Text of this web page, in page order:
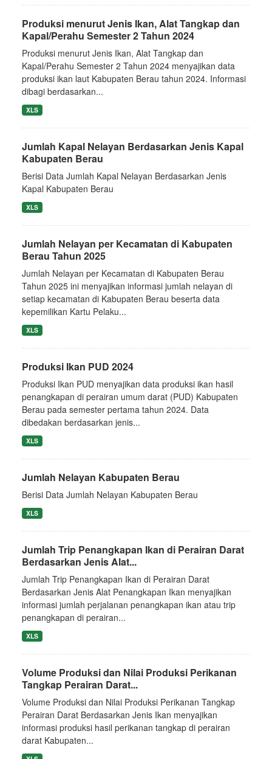
Produksi menurut Jenis Ikan, Alat Tangkap dan
Kapal/Perahu Semester 2 Tahun 2024
Produksi menurut Jenis Ikan, Alat Tangkap dan
Kapal/Perahu Semester 2 Tahun 2024 menyajikan data
produksi ikan laut Kabupaten Berau tahun 2024. Informasi
dibagi berdasarkan...
XLS
Jumlah Kapal Nelayan Berdasarkan Jenis Kapal
Kabupaten Berau
Berisi Data Jumlah Kapal Nelayan Berdasarkan Jenis
Kapal Kabupaten Berau
XLS
Jumlah Nelayan per Kecamatan di Kabupaten
Berau Tahun 2025
Jumlah Nelayan per Kecamatan di Kabupaten Berau
Tahun 2025 ini menyajikan informasi jumlah nelayan di
setiap kecamatan di Kabupaten Berau beserta data
kepemilikan Kartu Pelaku...
XLS
Produksi Ikan PUD 2024
Produksi Ikan PUD menyajikan data produksi ikan hasil
penangkapan di perairan umum darat (PUD) Kabupaten
Berau pada semester pertama tahun 2024. Data
dibedakan berdasarkan jenis...
XLS
Jumlah Nelayan Kabupaten Berau
Berisi Data Jumlah Nelayan Kabupaten Berau
XLS
Jumlah Trip Penangkapan Ikan di Perairan Darat
Berdasarkan Jenis Alat...
Jumlah Trip Penangkapan Ikan di Perairan Darat
Berdasarkan Jenis Alat Penangkapan Ikan menyajikan
informasi jumlah perjalanan penangkapan ikan atau trip
penangkapan di perairan...
XLS
Volume Produksi dan Nilai Produksi Perikanan
Tangkap Perairan Darat...
Volume Produksi dan Nilai Produksi Perikanan Tangkap
Perairan Darat Berdasarkan Jenis Ikan menyajikan
informasi produksi hasil perikanan tangkap di perairan
darat Kabupaten...